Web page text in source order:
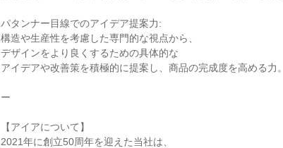
パタンナー目線でのアイデア提案力:
構造や生産性を考慮した専門的な視点から、
デザインをより良くするための具体的な
アイデアや改善策を積極的に提案し、商品の完成度を高める力。
ー
【アイアについて】
2021年に創立50周年を迎えた当社は、